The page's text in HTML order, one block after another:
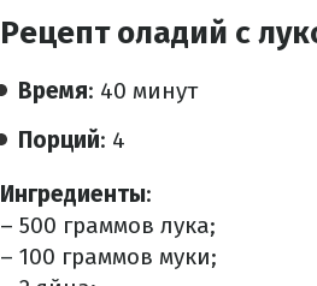
Рецепт оладий с
Время: 40 минут
Порций: 4
Ингредиенты:
– 500 граммов лука;
– 100 граммов муки;